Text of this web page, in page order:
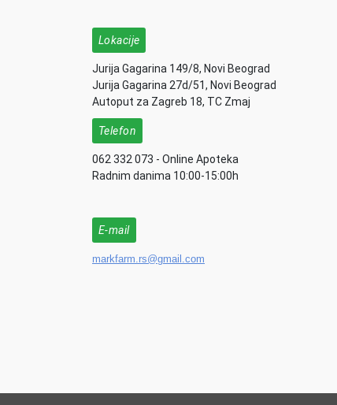
Lokacije
Jurija Gagarina 149/8, Novi Beograd
Jurija Gagarina 27d/51, Novi Beograd
Autoput za Zagreb 18, TC Zmaj
Telefon
062 332 073 - Online Apoteka
Radnim danima 10:00-15:00h
E-mail
markfarm.rs@gmail.com